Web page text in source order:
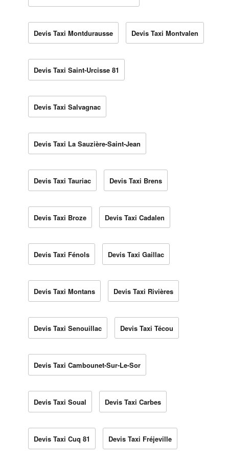
Devis Taxi Montdurausse Devis Taxi Montvalen
Devis Taxi Saint-Urcisse 81
Devis Taxi Salvagnac
Devis Taxi La Sauzière-Saint-Jean
Devis Taxi Tauriac Devis Taxi Brens
Devis Taxi Broze Devis Taxi Cadalen
Devis Taxi Fénols Devis Taxi Gaillac
Devis Taxi Montans Devis Taxi Rivières
Devis Taxi Senouillac Devis Taxi Técou
Devis Taxi Cambounet-Sur-Le-Sor
Devis Taxi Soual Devis Taxi Carbes
Devis Taxi Cuq 81 Devis Taxi Fréjeville